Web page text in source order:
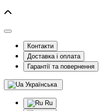
Контакти
Доставка і оплата
Гарантії та повернення
Українська
Ru